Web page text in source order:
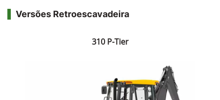
Versões Retroescavadeira
310 P-Tier